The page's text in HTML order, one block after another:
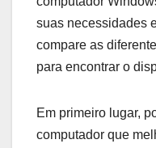
suas necessidades
compare as
para encontrar o
Em primeiro lugar,
computador que